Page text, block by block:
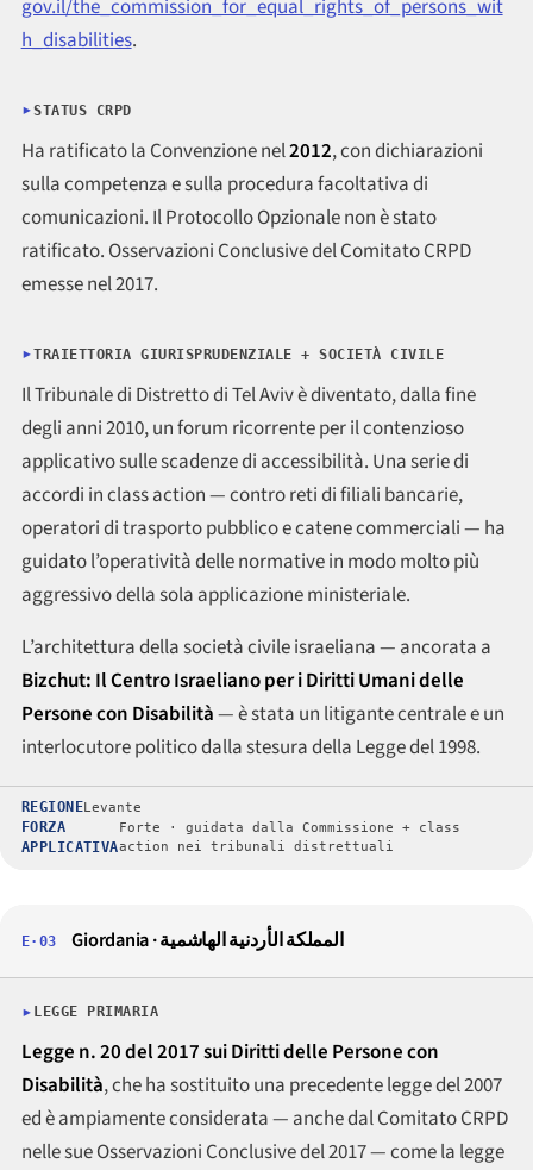
gov.il/the_commission_for_equal_rights_of_persons_wit
h_disabilities.
STATUS CRPD
Ha ratificato la Convenzione nel2012, con dichiarazioni
sulla competenza e sulla procedura facoltativa di
comunicazioni. Il Protocollo Opzionale non è stato
ratificato. Osservazioni Conclusive del Comitato CRPD
emesse nel 2017.
TRAIETTORIA GIURISPRUDENZIALE + SOCIETÀ CIVILE
Il Tribunale di Distretto di Tel Aviv è diventato, dalla fine
degli anni 2010, un forum ricorrente per il contenzioso
applicativo sulle scadenze di accessibilità. Una serie di
accordi in class action — contro reti di filiali bancarie,
operatori di trasporto pubblico e catene commerciali — ha
guidato l’operatività delle normative in modo molto più
aggressivo della sola applicazione ministeriale.
L’architettura della società civile israeliana — ancorata a
Bizchut: Il Centro Israeliano per i Diritti Umani delle
Persone con Disabilità— è stata un litigante centrale e un
interlocutore politico dalla stesura della Legge del 1998.
REGIONELevante
FORZA
APPLICATIVA
Forte · guidata dalla Commissione + class
action nei tribunali distrettuali
E·03 Giordania · المملكة الأردنية الهاشمية
LEGGE PRIMARIA
Legge n. 20 del 2017 sui Diritti delle Persone con
Disabilità, che ha sostituito una precedente legge del 2007
ed è ampiamente considerata — anche dal Comitato CRPD
nelle sue Osservazioni Conclusive del 2017 — come la legge